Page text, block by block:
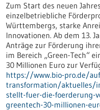
Zum Start des neuen
einzelbetriebliche
Württembergs, starke
Innovationen. Ab dem 13.
Anträge zur Förderung
im Bereich „Green-Tech“
30 Millionen Euro zur
https://www.bio-pro.de/
transformation/aktuelles/
stellt-fuer-die-foerderung-
greentech-30-millionen-